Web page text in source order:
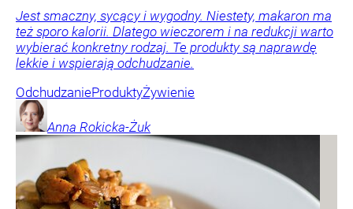
Jest smaczny, sycący i wygodny. Niestety, makaron ma
też sporo kalorii. Dlatego wieczorem i na redukcji warto
wybierać konkretny rodzaj. Te produkty są naprawdę
lekkie i wspierają odchudzanie.
OdchudzanieProduktyŻywienie
Anna Rokicka-Żuk